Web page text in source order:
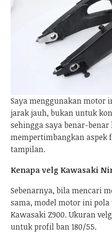
Saya menggunakan motor
jarak jauh, bukan untuk
sehingga saya benar-benar
mempertimbangkan aspek
tampilan.
Kenapa velg Kawasaki
Sebenarnya, bila mencari
sama, model motor ini pola
Kawasaki Z900. Ukuran
untuk profil ban 180/55.